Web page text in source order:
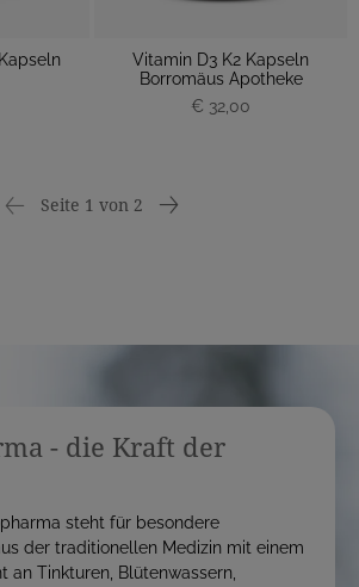
Vitamin D3 K2 Kapseln
Borromäus Apotheke
€ 32,00
Seite 1 von 2
- die Kraft der
steht für besondere
der traditionellen Medizin mit einem
an Tinkturen, Blütenwassern,